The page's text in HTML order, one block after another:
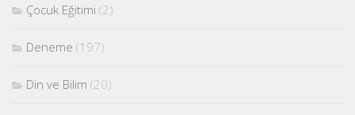
Çocuk Eğitimi (2)
Deneme (197)
Din ve Bilim (20)